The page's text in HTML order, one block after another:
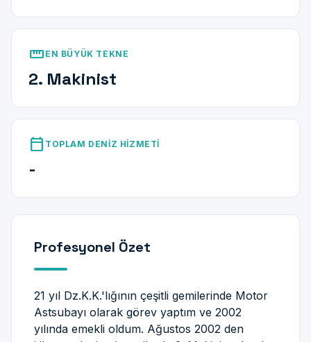
straighten EN BÜYÜK TEKNE
2. Makinist
calendar_today TOPLAM DENIZ HIZMETI
-
Profesyonel Özet
21 yıl Dz.K.K.'lığının çeşitli gemilerinde Motor
Astsubayı olarak görev yaptım ve 2002
yılında emekli oldum. Ağustos 2002 den